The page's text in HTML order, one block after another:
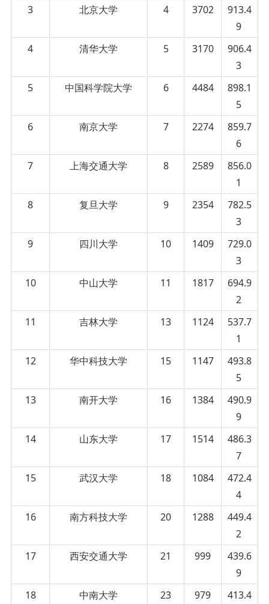
3
北京大学 4 3702
913.4
9
4
清华大学 5 3170
906.4
3
5
中国科学院大学 6 4484
898.1
5
6
南京大学 7 2274
859.7
6
7
上海交通大学 8 2589
856.0
1
8
复旦大学 9 2354
782.5
3
9
四川大学 10 1409
729.0
3
10
中山大学 11 1817
694.9
2
11
吉林大学 13 1124
537.7
1
12
华中科技大学 15 1147
493.8
5
13
南开大学 16 1384
490.9
9
14
山东大学 17 1514
486.3
7
15
武汉大学 18 1084
472.4
4
16
南方科技大学 20 1288
449.4
2
17
西安交通大学 21 999
439.6
9
18
中南大学 23 979
413.4